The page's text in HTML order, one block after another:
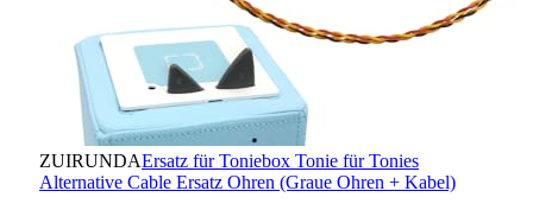
ZUIRUNDAErsatz für Toniebox Tonie für Tonies
Alternative Cable Ersatz Ohren (Graue Ohren + Kabel)